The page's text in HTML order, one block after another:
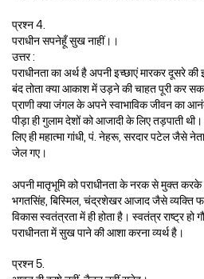
प्रश्न 4.
पराधीन सपनेहूँ सुख नाहीं।।
उत्तर :
पराधीनता का अर्थ है अपनी इच्छाएं मारकर दूसरे
बंद तोता क्या आकाश में उड़ने की चाहत पूरी कर
प्राणी क्या जंगल के अपने स्वाभाविक जीवन का
पीड़ा ही गुलाम देशों को आजादी के लिए तड़पाती
लिए ही महात्मा गांधी, पं. नेहरू, सरदार पटेल जैसे
जेल गए।
अपनी मातृभूमि को पराधीनता के नरक से मुक्त करके
भगतसिंह, बिस्मिल, चंद्रशेखर आजाद जैसे व्यक्ति
विकास स्वतंत्रता में ही होता है। स्वतंत्र राष्ट्र
पराधीनता में सुख पाने की आशा करना व्यर्थ है।
प्रश्न 5.